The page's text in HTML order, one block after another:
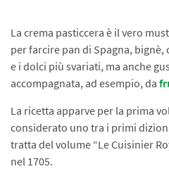
La crema pasticcera è il vero
per farcire pan di Spagna,
e i dolci più svariati, ma anche
accompagnata, ad esempio, da
La ricetta apparve per la prima
considerato uno tra i primi
tratta del volume “Le Cuisinier
nel 1705.